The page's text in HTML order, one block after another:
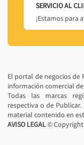
SERVICIO AL
¡Estamos para
El portal de negocios de
información comercial
Todas las marcas
respectiva o de
material contenido en
AVISO LEGAL© Copyright